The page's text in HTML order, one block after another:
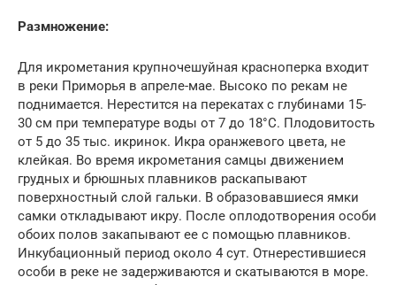
Размножение:
Для икрометания крупночешуйная красноперка входит
в реки Приморья в апреле-мае. Высоко по рекам не
поднимается. Нерестится на перекатах с глубинами 15-
30 см при температуре воды от 7 до 18°С. Плодовитость
от 5 до 35 тыс. икринок. Икра оранжевого цвета, не
клейкая. Во время икрометания самцы движением
грудных и брюшных плавников раскапывают
поверхностный слой гальки. В образовавшиеся ямки
самки откладывают икру. После оплодотворения особи
обоих полов закапывают ее с помощью плавников.
Инкубационный период около 4 сут. Отнерестившиеся
особи в реке не задерживаются и скатываются в море.